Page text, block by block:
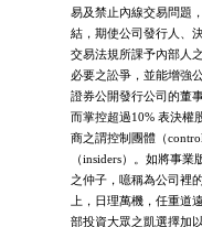
易及禁止內線交易問題
結，期使公司發行人、
交易法規所課予內部人
必要之訟爭，並能增強
證券公開發行公司的董
而掌控超過10% 表決權
商之謂控制團體（
（insiders）。如將事
之仲子，噫稱為公司裡
上，日理萬機，任重道
部投資大眾之凱選擇加